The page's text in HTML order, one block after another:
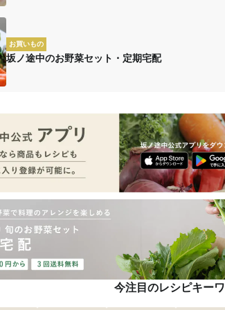
お買いもの
坂ノ途中のお野菜セット・定期宅配
今注目のレシピキー